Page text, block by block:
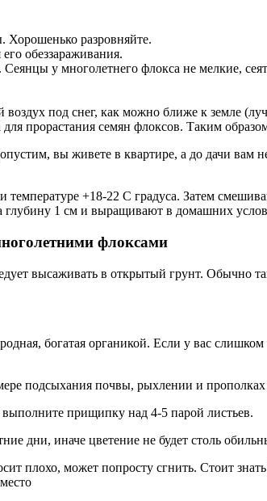
Хорошенько разровняйте.
обеззараживания.
у многолетнего флокса не мелкие,
под снег, как можно ближе к земле
прорастания семян флоксов. Таким
вы живете в квартире, а до дачи
температуре +18-22 С градуса. Затем
1 см и выращивают в домашних
флоксами
высаживать в открытый грунт. Обычно
богатая органикой. Если у вас
подсыхания почвы, рыхлении и
прищипку над 4-5 парой листьев.
дни, иначе цветение не будет столь
плохо, может попросту сгнить. Стоит